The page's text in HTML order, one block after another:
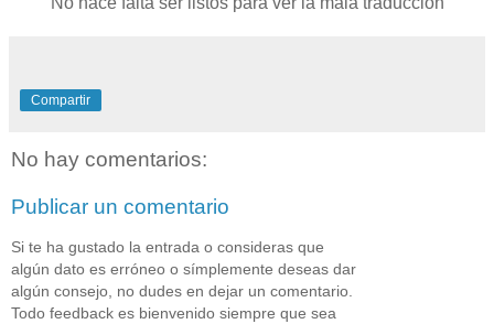
Compartir
No hay comentarios:
Publicar un comentario
Si te ha gustado la entrada o consideras que
algún dato es erróneo o símplemente deseas dar
algún consejo, no dudes en dejar un comentario.
Todo feedback es bienvenido siempre que sea